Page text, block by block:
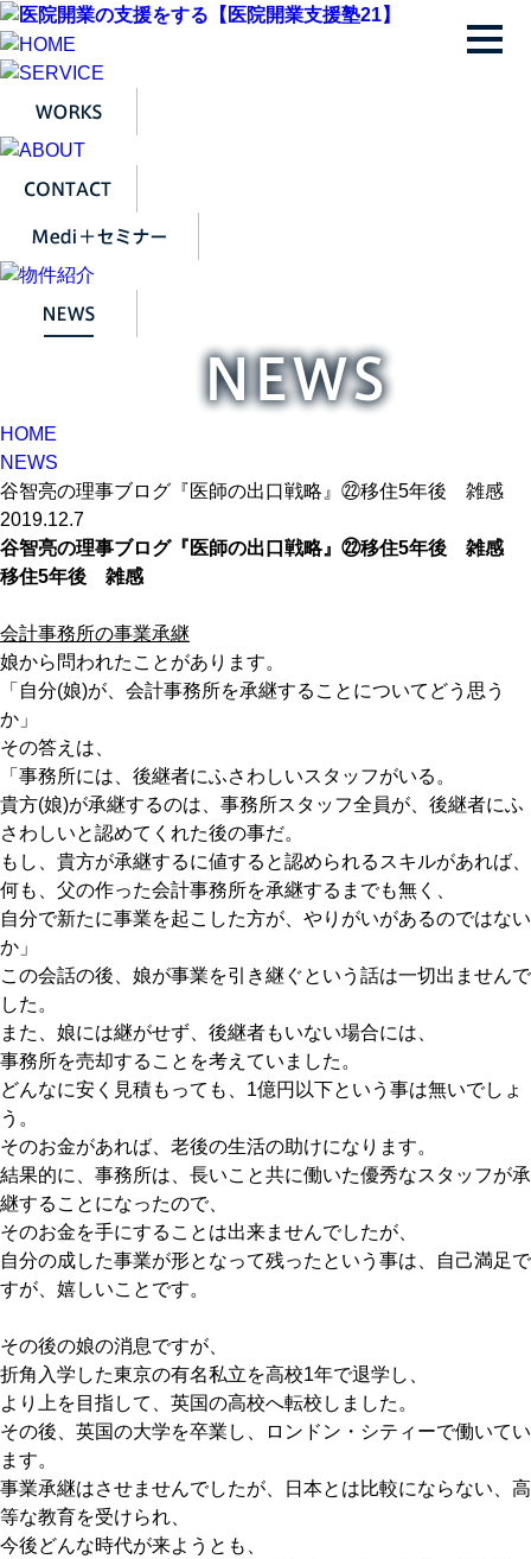
HOME
NEWS
谷智亮の理事ブログ『医師の出口戦略』㉒移住5年後 雑感
2019.12.7
谷智亮の理事ブログ『医師の出口戦略』㉒移住5年後 雑感
移住5年後 雑感
会計事務所の事業承継
娘から問われたことがあります。
「自分(娘)が、会計事務所を承継することについてどう思う
か」
その答えは、
「事務所には、後継者にふさわしいスタッフがいる。
貴方(娘)が承継するのは、事務所スタッフ全員が、後継者にふ
さわしいと認めてくれた後の事だ。
もし、貴方が承継するに値すると認められるスキルがあれば、
何も、父の作った会計事務所を承継するまでも無く、
自分で新たに事業を起こした方が、やりがいがあるのではない
か」
この会話の後、娘が事業を引き継ぐという話は一切出ませんで
した。
また、娘には継がせず、後継者もいない場合には、
事務所を売却することを考えていました。
どんなに安く見積もっても、1億円以下という事は無いでしょ
う。
そのお金があれば、老後の生活の助けになります。
結果的に、事務所は、長いこと共に働いた優秀なスタッフが承
継することになったので、
そのお金を手にすることは出来ませんでしたが、
自分の成した事業が形となって残ったという事は、自己満足で
すが、嬉しいことです。
その後の娘の消息ですが、
折角入学した東京の有名私立を高校1年で退学し、
より上を目指して、英国の高校へ転校しました。
その後、英国の大学を卒業し、ロンドン・シティーで働いてい
ます。
事業承継はさせませんでしたが、日本とは比較にならない、高
等な教育を受けられ、
今後どんな時代が来ようとも、